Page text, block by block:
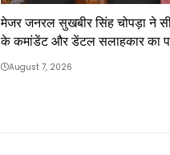
मेजर जनरल सुखबीर सिंह चोपड़ा ने
के कमांडेंट और डेंटल सलाहकार का
August 7, 2026